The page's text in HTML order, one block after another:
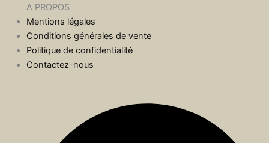
A PROPOS
Mentions légales
Conditions générales de vente
Politique de confidentialité
Contactez-nous